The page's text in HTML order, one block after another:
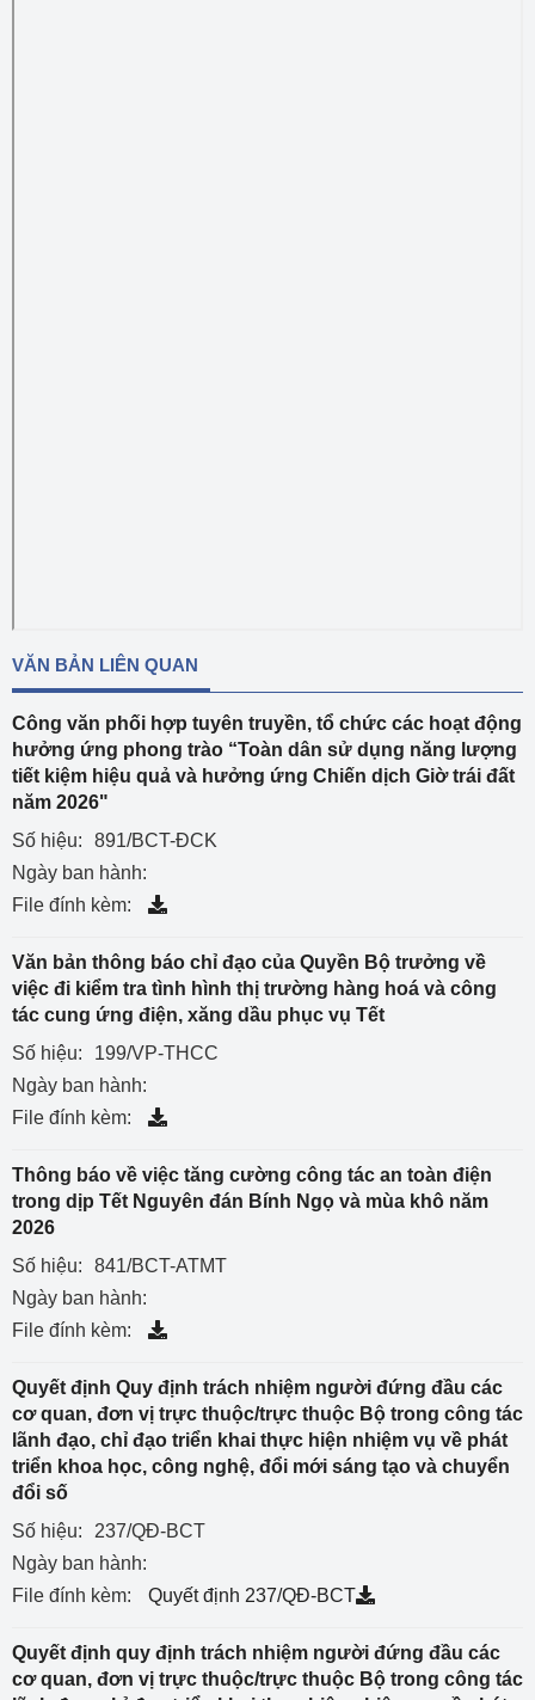
VĂN BẢN LIÊN QUAN
Công văn phối hợp tuyên truyền, tổ chức các hoạt động
hưởng ứng phong trào “Toàn dân sử dụng năng lượng
tiết kiệm hiệu quả và hưởng ứng Chiến dịch Giờ trái đất
năm 2026"
Số hiệu:
891/BCT-ĐCK
Ngày ban hành:
File đính kèm:
Văn bản thông báo chỉ đạo của Quyền Bộ trưởng về
việc đi kiểm tra tình hình thị trường hàng hoá và công
tác cung ứng điện, xăng dầu phục vụ Tết
Số hiệu:
199/VP-THCC
Ngày ban hành:
File đính kèm:
Thông báo về việc tăng cường công tác an toàn điện
trong dịp Tết Nguyên đán Bính Ngọ và mùa khô năm
2026
Số hiệu:
841/BCT-ATMT
Ngày ban hành:
File đính kèm:
Quyết định Quy định trách nhiệm người đứng đầu các
cơ quan, đơn vị trực thuộc/trực thuộc Bộ trong công tác
lãnh đạo, chỉ đạo triển khai thực hiện nhiệm vụ về phát
triển khoa học, công nghệ, đổi mới sáng tạo và chuyển
đổi số
Số hiệu:
237/QĐ-BCT
Ngày ban hành:
File đính kèm:
Quyết định 237/QĐ-BCT
Quyết định quy định trách nhiệm người đứng đầu các
cơ quan, đơn vị trực thuộc/trực thuộc Bộ trong công tác